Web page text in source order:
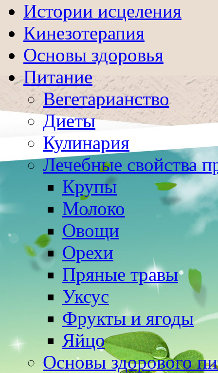
Истории исцеления
Кинезотерапия
Основы здоровья
Питание
Вегетарианство
Диеты
Кулинария
Лечебные свойства
Крупы
Молоко
Овощи
Орехи
Пряные травы
Уксус
Фрукты и ягоды
Яйцо
Основы здорового